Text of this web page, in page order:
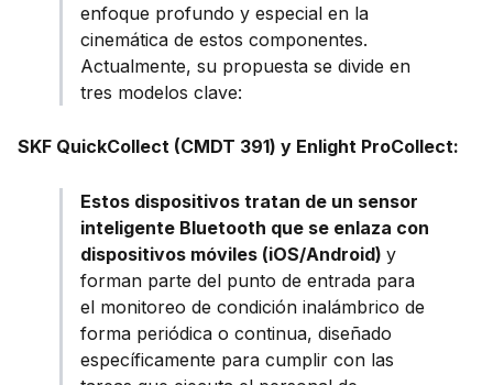
enfoque profundo y especial en la
cinemática de estos componentes.
Actualmente, su propuesta se divide en
tres modelos clave:
SKF QuickCollect (CMDT 391) y Enlight ProCollect:
Estos dispositivos tratan de un sensor
inteligente Bluetooth que se enlaza con
dispositivos móviles (iOS/Android)y
forman parte del punto de entrada para
el monitoreo de condición inalámbrico de
forma periódica o continua, diseñado
específicamente para cumplir con las